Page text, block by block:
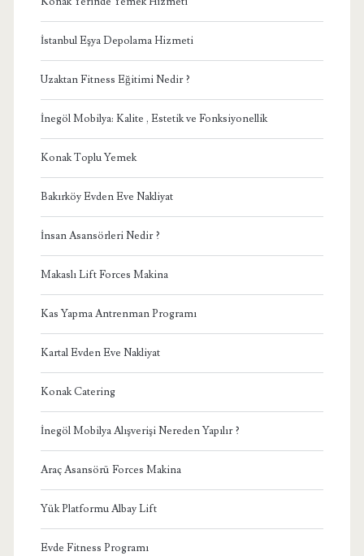
İstanbul Eşya Depolama Hizmeti
Uzaktan Fitness Eğitimi Nedir ?
İnegöl Mobilya: Kalite , Estetik ve Fonksiyonellik
Konak Toplu Yemek
Bakırköy Evden Eve Nakliyat
İnsan Asansörleri Nedir ?
Makaslı Lift Forces Makina
Kas Yapma Antrenman Programı
Kartal Evden Eve Nakliyat
Konak Catering
İnegöl Mobilya Alışverişi Nereden Yapılır ?
Araç Asansörü Forces Makina
Yük Platformu Albay Lift
Evde Fitness Programı